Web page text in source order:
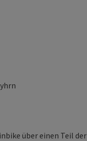
über einen Teil